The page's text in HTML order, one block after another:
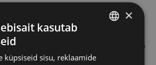
Usun, et tõeline tervis ja õnn
just teile sobiva elustiili
Minu lähenemine keskendub
et aidata teil leida teile sobivat
×
kasutab
küpsiseid sisu, reklaamide